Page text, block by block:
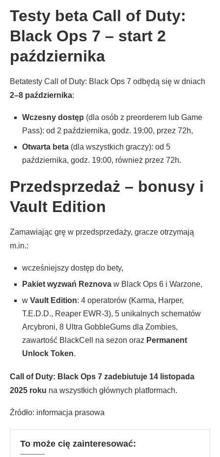
Testy beta Call of Duty:
Black Ops 7 – start 2
października
Betatesty Call of Duty: Black Ops 7 odbędą się w dniach
2–8 października:
Wczesny dostęp (dla osób z preorderem lub Game
Pass): od 2 października, godz. 19:00, przez 72h,
Otwarta beta (dla wszystkich graczy): od 5
października, godz. 19:00, również przez 72h.
Przedsprzedaż – bonusy i
Vault Edition
Zamawiając grę w przedsprzedaży, gracze otrzymają
m.in.:
wcześniejszy dostęp do bety,
Pakiet wyzwań Reznova w Black Ops 6 i Warzone,
w Vault Edition: 4 operatorów (Karma, Harper,
T.E.D.D., Reaper EWR-3), 5 unikalnych schematów
Arcybroni, 8 Ultra GobbleGums dla Zombies,
zawartość BlackCell na sezon oraz Permanent
Unlock Token.
Call of Duty: Black Ops 7 zadebiutuje 14 listopada
2025 roku na wszystkich głównych platformach.
Źródło: informacja prasowa
To może cię zainteresować: